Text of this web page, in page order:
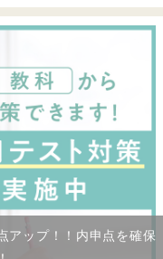
アップ！！内申点を確保